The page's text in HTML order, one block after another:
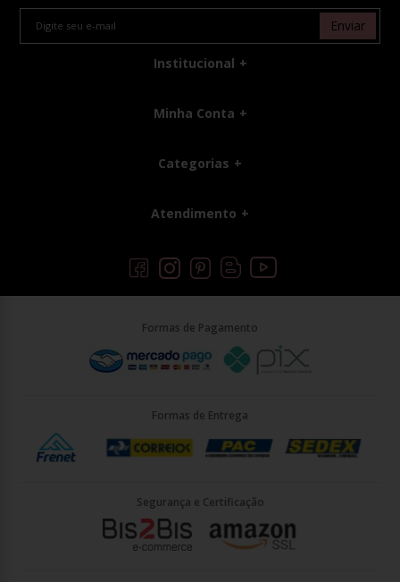
Enviar
Institucional
Minha Conta
Categorias
Atendimento
Formas de Pagamento
Formas de Entrega
Segurança e Certificação